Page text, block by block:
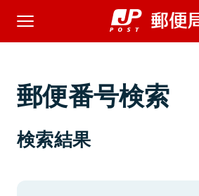
郵便番号検索
検索結果